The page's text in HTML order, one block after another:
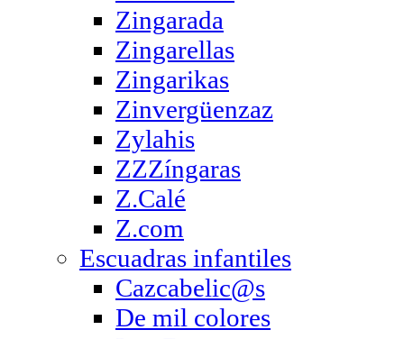
Zingarada
Zingarellas
Zingarikas
Zinvergüenzaz
Zylahis
ZZZíngaras
Z.Calé
Z.com
Escuadras infantiles
Cazcabelic@s
De mil colores